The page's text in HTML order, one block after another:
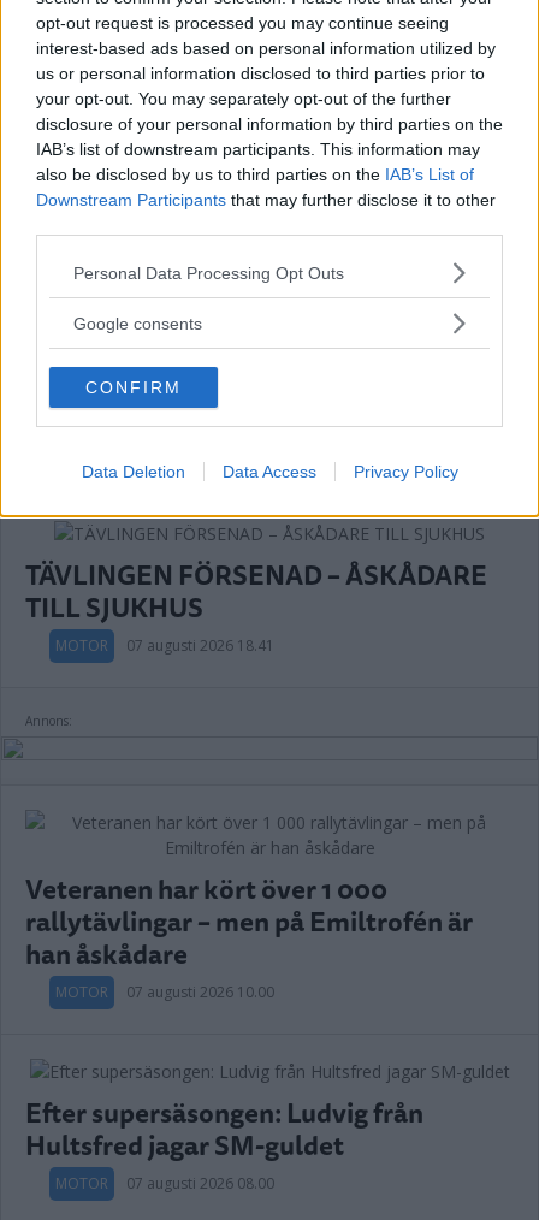
opt-out request is processed you may continue seeing
interest-based ads based on personal information utilized by
us or personal information disclosed to third parties prior to
your opt-out. You may separately opt-out of the further
disclosure of your personal information by third parties on the
IAB’s list of downstream participants. This information may
also be disclosed by us to third parties on the IAB’s List of
Downstream Participants that may further disclose it to other
Please note that this website/app uses one or more Google
not limited to your visit or usage behaviour. You may click to
use your data for below specified purposes in below Google
consent section.
Personal Data Processing Opt Outs
Google consents
CONFIRM
Data Deletion Data Access Privacy Policy
BILDSPEL: Se bilder och videoklipp från
dagens rallytävlingar
MOTOR 07 augusti 2026 20.55
Annons:
VIDEO: Henrik Gustavsson
sammanfattar första dagen
MOTOR 07 augusti 2026 20.11
RALLY-SM
TÄVLINGEN FÖRSENAD – ÅSKÅDARE
TILL SJUKHUS
MOTOR 07 augusti 2026 18.41
Annons:
Veteranen har kört över 1 000
rallytävlingar – men på Emiltrofén är
han åskådare
MOTOR 07 augusti 2026 10.00
Efter supersäsongen: Ludvig från
Hultsfred jagar SM-guldet
MOTOR 07 augusti 2026 08.00